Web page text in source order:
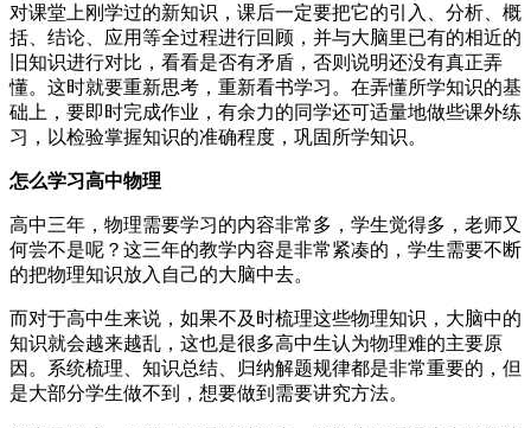
对课堂上刚学过的新知识，课后一定要把它的引入、分析、概
括、结论、应用等全过程进行回顾，并与大脑里已有的相近的
旧知识进行对比，看看是否有矛盾，否则说明还没有真正弄
懂。这时就要重新思考，重新看书学习。在弄懂所学知识的基
础上，要即时完成作业，有余力的同学还可适量地做些课外练
习，以检验掌握知识的准确程度，巩固所学知识。
怎么学习高中物理
高中三年，物理需要学习的内容非常多，学生觉得多，老师又
何尝不是呢？这三年的教学内容是非常紧凑的，学生需要不断
的把物理知识放入自己的大脑中去。
而对于高中生来说，如果不及时梳理这些物理知识，大脑中的
知识就会越来越乱，这也是很多高中生认为物理难的主要原
因。系统梳理、知识总结、归纳解题规律都是非常重要的，但
是大部分学生做不到，想要做到需要讲究方法。